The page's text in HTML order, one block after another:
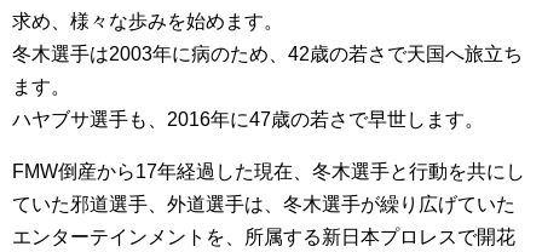
求め、様々な歩みを始めます。
冬木選手は2003年に病のため、42歳の若さで天国へ旅立ち
ます。
ハヤブサ選手も、2016年に47歳の若さで早世します。
FMW倒産から17年経過した現在、冬木選手と行動を共にし
ていた邪道選手、外道選手は、冬木選手が繰り広げていた
エンターテインメントを、所属する新日本プロレスで開花